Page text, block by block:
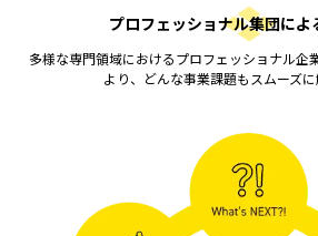
プロフェッショナル集団によ
多様な専門領域におけるプロフェッショナル企
より、どんな事業課題もスムーズに